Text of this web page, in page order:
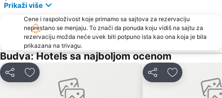
Stari grad Herceg Novi
Uvala Valdanos
Kamenovo
Kraljičina plaža
Izletište Rose
Veliki Pijesak
Petrovacka Obala
Plaža Miločer
Yachting Club 32
Drobni pijesak
Prikaži više
Cene i raspoloživost koje primamo sa sajtova za rezervaciju
neprestano se menjaju. To znači da ponuda koju vidiš na sajtu za
rezervaciju možda neće uvek biti potpuno ista kao ona koja je bila
prikazana na trivagu.
Budva: Hotels sa najboljom ocenom
Deli Dodati u favorite Deli Dodati u